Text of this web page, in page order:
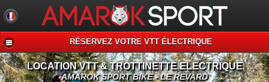
RÉSERVEZ VOTRE VTT ÉLECTRIQUE
LOCATION VTT & TROTTINETTE ELECTRIQUE
AMAROK SPORT BIKE - LE REVARD